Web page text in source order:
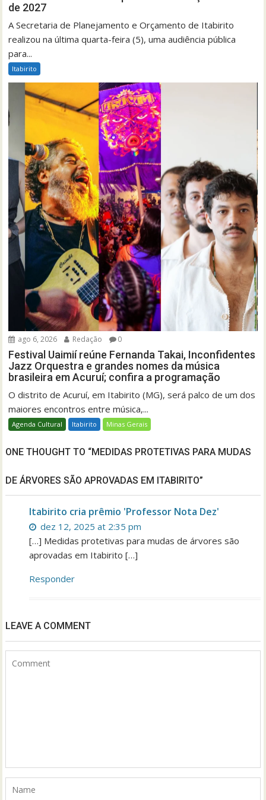
de 2027
A Secretaria de Planejamento e Orçamento de Itabirito
realizou na última quarta-feira (5), uma audiência pública
para...
Itabirito
ago 6, 2026 Redação 0
Festival Uaimií reúne Fernanda Takai, Inconfidentes
Jazz Orquestra e grandes nomes da música
brasileira em Acuruí; confira a programação
O distrito de Acuruí, em Itabirito (MG), será palco de um dos
maiores encontros entre música,...
Agenda Cultural Itabirito Minas Gerais
ONE THOUGHT TO “MEDIDAS PROTETIVAS PARA MUDAS
DE ÁRVORES SÃO APROVADAS EM ITABIRITO”
Itabirito cria prêmio 'Professor Nota Dez'
dez 12, 2025 at 2:35 pm
[…] Medidas protetivas para mudas de árvores são
aprovadas em Itabirito […]
Responder
LEAVE A COMMENT